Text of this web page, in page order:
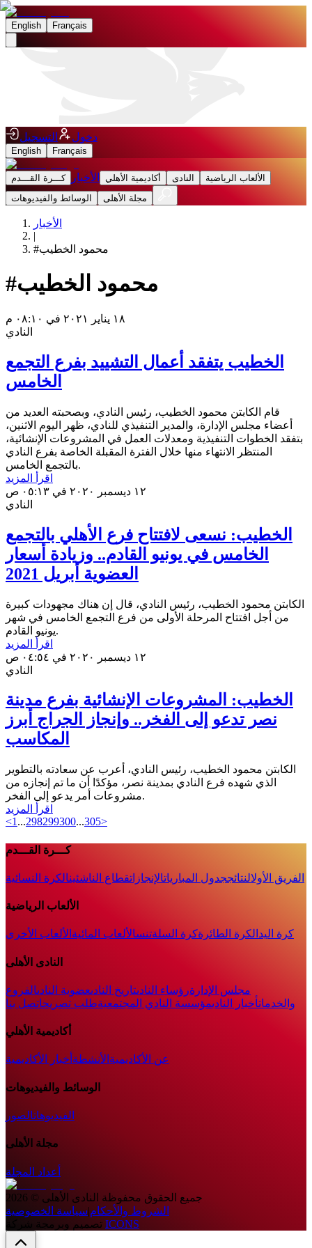
English Français
دخول التسجيل
English Français
كـــرة القـــدم الأخبار أكاديمية الأهلي النادى
الألعاب الرياضية
الوسائط والفيديوهات
مجلة الأهلى
الأخبار
|
#محمود الخطيب
#محمود الخطيب
١٨ يناير ٢٠٢١ في ٠٨:١٠ م
النادي
الخطيب يتفقد أعمال التشييد بفرع التجمع
الخامس
قام الكابتن محمود الخطيب، رئيس النادي، وبصحبته العديد من
أعضاء مجلس الإدارة، والمدير التنفيذي للنادي، ظهر اليوم الاثنين،
بتفقد الخطوات التنفيذية ومعدلات العمل في المشروعات الإنشائية،
المنتظر الانتهاء منها خلال الفترة المقبلة الخاصة بفرع النادي
بالتجمع الخامس.
اقرأ المزيد
١٢ ديسمبر ٢٠٢٠ في ٠٥:١٣ ص
النادي
الخطيب: نسعى لافتتاح فرع الأهلي بالتجمع
الخامس في يونيو القادم.. وزيادة أسعار
العضوية أبريل 2021
الكابتن محمود الخطيب، رئيس النادي، قال إن هناك مجهودات كبيرة
من أجل افتتاح المرحلة الأولى من فرع التجمع الخامس في شهر
يونيو القادم.
اقرأ المزيد
١٢ ديسمبر ٢٠٢٠ في ٠٤:٥٤ ص
النادي
الخطيب: المشروعات الإنشائية بفرع مدينة
نصر تدعو إلى الفخر.. وإنجاز الجراج أبرز
المكاسب
الكابتن محمود الخطيب، رئيس النادي، أعرب عن سعادته بالتطوير
الذي شهده فرع النادي بمدينة نصر، مؤكدًا أن ما تم إنجازه من
مشروعات أمر يدعو إلى الفخر.
اقرأ المزيد
<1 ...298299300...305>
كـــرة القـــدم
الفريق الأولالنتائججدول المبارياتالإنجازاتقطاع الناشئينالكرة النسائية
الألعاب الرياضية
كرة اليد الكرة الطائرةكرة السلةتنسالألعاب المائية الألعاب الأخرى
النادى الأهلى
مجلس الإدارةرؤساء النادىتاريخ النادىعضوية النادىالفروع
والخدماتأخبار الناديمؤسسة النادي المجتمعيةطلب تصريحاتصل بنا
أكاديمية الأهلي
عن الأكاديمية الأنشطة أخبار الأكاديمية
الوسائط والفيديوهات
الفيديوهاتالصور
مجلة الأهلى
أعداد المجلة
جميع الحقوق محفوظة النادى الأهلى ©
2026
الشروط والأحكام|سياسة الخصوصية
تصميم وبرمجة شركة ICONS